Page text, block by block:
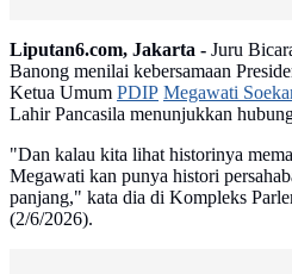
Liputan6.com, Jakarta - Juru
Banong menilai kebersamaan
Ketua Umum PDIP Megawati
Lahir Pancasila menunjukkan
"Dan kalau kita lihat historinya
Megawati kan punya histori
panjang," kata dia di Kompleks
(2/6/2026).